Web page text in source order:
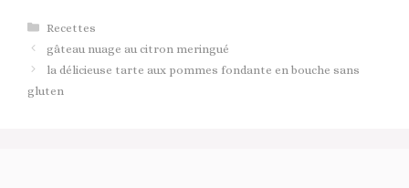
Catégories
Recettes
gâteau nuage au citron meringué
la délicieuse tarte aux pommes fondante en bouche sans
gluten